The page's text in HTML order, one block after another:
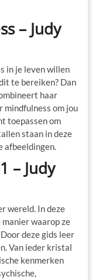
– Judy
in je leven willen
te bereiken? Dan
haar
om jou
toepassen om
staan in deze
afbeeldingen.
– Judy
wereld. In deze
waarop ze
deze gids leer
Van ieder kristal
kenmerken